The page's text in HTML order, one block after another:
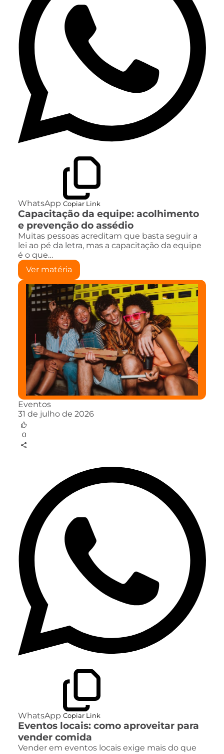
WhatsApp Copiar Link
Capacitação da equipe: acolhimento
e prevenção do assédio
Muitas pessoas acreditam que basta seguir a
lei ao pé da letra, mas a capacitação da equipe
é o que…
Ver matéria
Eventos
31 de julho de 2026
0
WhatsApp Copiar Link
Eventos locais: como aproveitar para
vender comida
Vender em eventos locais exige mais do que